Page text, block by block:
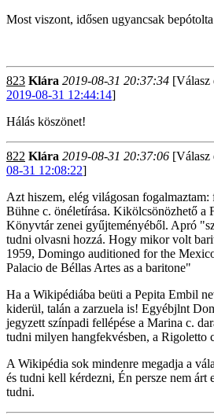
Most viszont, idősen ugyancsak
823 Klára 2019-08-31 20:37:34 [Válasz
2019-08-31 12:44:14]
Hálás köszönet!
822 Klára 2019-08-31 20:37:06 [Válasz
08-31 12:08:22]
Azt hiszem, elég világosan
Bühne c. önéletírása. Kikölcsönözhető a
Könyvtár zenei gyűjteményéből. Apró
tudni olvasni hozzá. Hogy mikor volt
1959, Domingo auditioned for the
Palacio de Béllas Artes as a baritone"
Ha a Wikipédiába beüti a Pepita Embil
kiderül, talán a zarzuela is! Egyébjlnt
jegyzett színpadi fellépése a Marina c.
tudni milyen hangfekvésben, a Rigoletto
A Wikipédia sok mindenre megadja a
és tudni kell kérdezni, Én persze nem árt
tudni.